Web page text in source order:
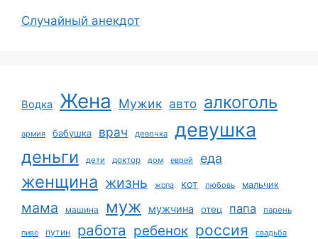
Случайный анекдот
Водка Жена Мужик авто алкоголь
армия бабушка врач девочка девушка
деньги дети доктор дом еврей еда
женщина жизнь жопа кот любовь мальчик
мама машина муж мужчина отец папа парень
пиво путин работа ребенок россия свадьба